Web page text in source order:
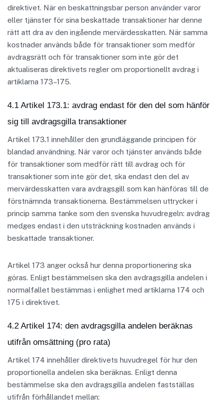
direktivet. När en beskattningsbar person använder varor
eller tjänster för sina beskattade transaktioner har denne
rätt att dra av den ingående mervärdesskatten. När samma
kostnader används både för transaktioner som medför
avdragsrätt och för transaktioner som inte gör det
aktualiseras direktivets regler om proportionellt avdrag i
artiklarna 173–175.
4.1 Artikel 173.1: avdrag endast för den del som hänför
sig till avdragsgilla transaktioner
Artikel 173.1 innehåller den grundläggande principen för
blandad användning. När varor och tjänster används både
för transaktioner som medför rätt till avdrag och för
transaktioner som inte gör det, ska endast den del av
mervärdesskatten vara avdragsgill som kan hänföras till de
förstnämnda transaktionerna. Bestämmelsen uttrycker i
princip samma tanke som den svenska huvudregeln: avdrag
medges endast i den utsträckning kostnaden används i
beskattade transaktioner.
Artikel 173 anger också hur denna proportionering ska
göras. Enligt bestämmelsen ska den avdragsgilla andelen i
normalfallet bestämmas i enlighet med artiklarna 174 och
175 i direktivet.
4.2 Artikel 174: den avdragsgilla andelen beräknas
utifrån omsättning (pro rata)
Artikel 174 innehåller direktivets huvudregel för hur den
proportionella andelen ska beräknas. Enligt denna
bestämmelse ska den avdragsgilla andelen fastställas
utifrån förhållandet mellan: